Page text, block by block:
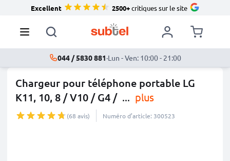
Excellent 2500+critiques sur le site
044 / 5830 881·Lun - Ven: 10:00 - 21:00
Chargeur pour téléphone portable LG
K11, 10, 8 / V10 / G4 / ... plus
(68 avis) Numéro d’article: 300523